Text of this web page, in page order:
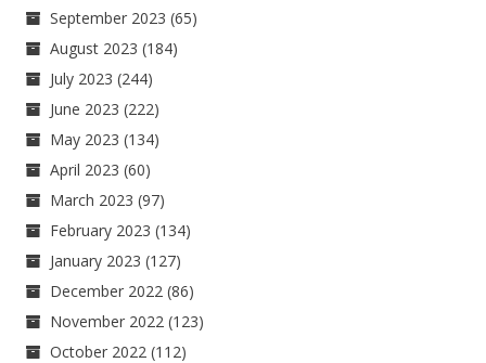
September 2023 (65)
August 2023 (184)
July 2023 (244)
June 2023 (222)
May 2023 (134)
April 2023 (60)
March 2023 (97)
February 2023 (134)
January 2023 (127)
December 2022 (86)
November 2022 (123)
October 2022 (112)